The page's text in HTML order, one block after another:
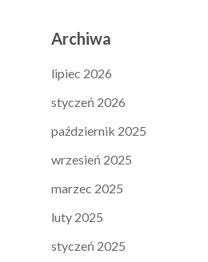
Archiwa
lipiec 2026
styczeń 2026
październik 2025
wrzesień 2025
marzec 2025
luty 2025
styczeń 2025